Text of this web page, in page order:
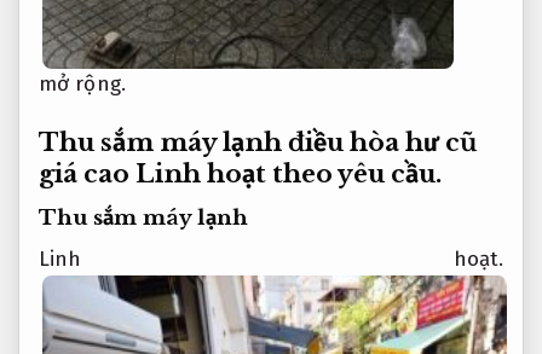
mở rộng.
Thu sắm máy lạnh điều hòa hư cũ
giá cao Linh hoạt theo yêu cầu.
Thu sắm máy lạnh
Linh hoạt.